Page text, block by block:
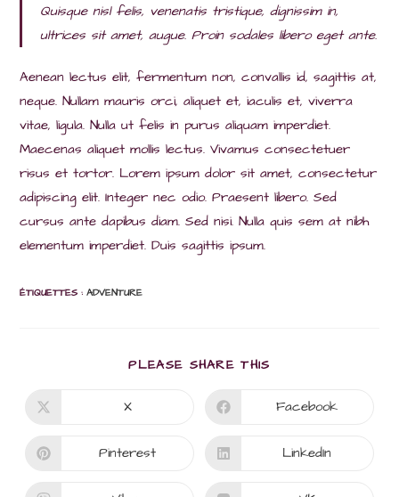
Quisque nisl felis, venenatis tristique, dignissim in,
ultrices sit amet, augue. Proin sodales libero eget ante.
Aenean lectus elit, fermentum non, convallis id, sagittis at,
neque. Nullam mauris orci, aliquet et, iaculis et, viverra
vitae, ligula. Nulla ut felis in purus aliquam imperdiet.
Maecenas aliquet mollis lectus. Vivamus consectetuer
risus et tortor. Lorem ipsum dolor sit amet, consectetur
adipiscing elit. Integer nec odio. Praesent libero. Sed
cursus ante dapibus diam. Sed nisi. Nulla quis sem at nibh
elementum imperdiet. Duis sagittis ipsum.
ÉTIQUETTES :ADVENTURE
PLEASE SHARE THIS
CONTENU
Ouvrir
autre
fenêtre
X Ouvrir
autre
fenêtre
Facebook
Ouvrir
Pinterest Ouvrir
LinkedIn